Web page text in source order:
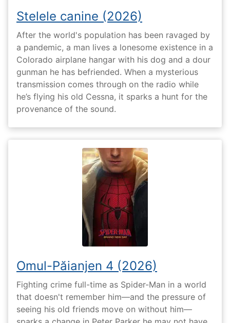
Stelele canine (2026)
After the world's population has been ravaged by
a pandemic, a man lives a lonesome existence in a
Colorado airplane hangar with his dog and a dour
gunman he has befriended. When a mysterious
transmission comes through on the radio while
he’s flying his old Cessna, it sparks a hunt for the
provenance of the sound.
Omul-Păianjen 4 (2026)
Fighting crime full-time as Spider-Man in a world
that doesn't remember him—and the pressure of
seeing his old friends move on without him—